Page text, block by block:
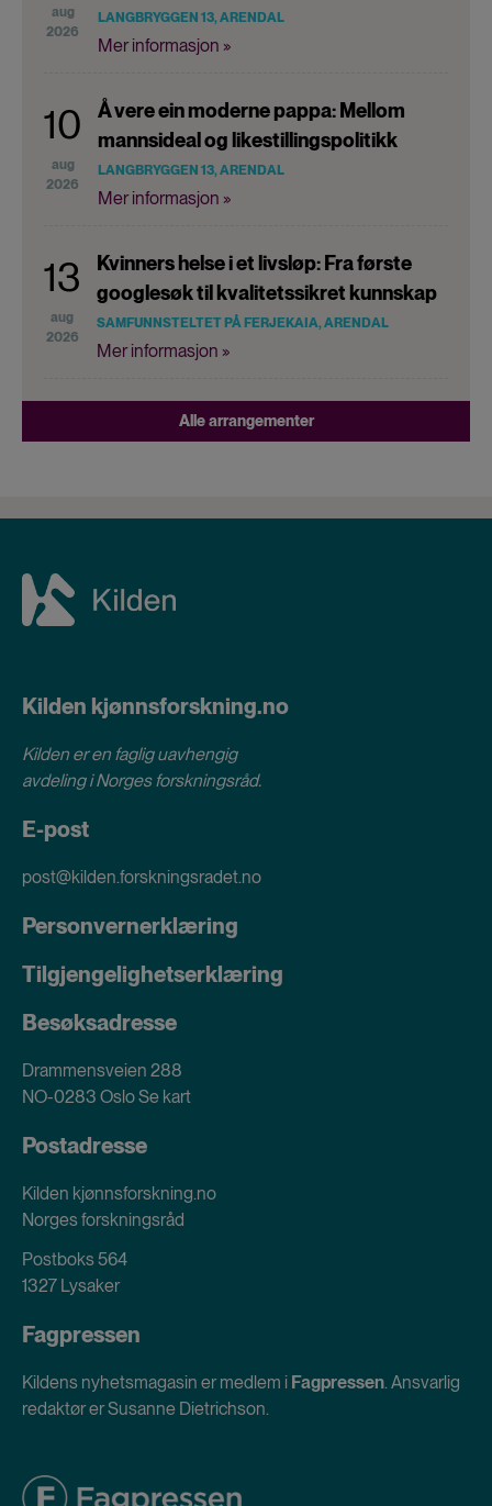
aug
2026
LANGBRYGGEN 13, ARENDAL
Mer informasjon »
10
aug
2026
Å vere ein moderne pappa: Mellom
mannsideal og likestillingspolitikk
LANGBRYGGEN 13, ARENDAL
Mer informasjon »
13
aug
2026
Kvinners helse i et livsløp: Fra første
googlesøk til kvalitetssikret kunnskap
SAMFUNNSTELTET PÅ FERJEKAIA, ARENDAL
Mer informasjon »
Alle arrangementer
Kilden kjønnsforskning.no
Kilden er en faglig uavhengig
avdeling iNorges forskningsråd.
E-post
post@kilden.forskningsradet.no
Personvernerklæring
Tilgjengelighetserklæring
Besøksadresse
Drammensveien 288
NO-0283 OsloSe kart
Postadresse
Kilden kjønnsforskning.no
Norges forskningsråd
Postboks 564
1327 Lysaker
Fagpressen
Kildens nyhetsmagasin er medlem i Fagpressen. Ansvarlig
redaktør er Susanne Dietrichson.